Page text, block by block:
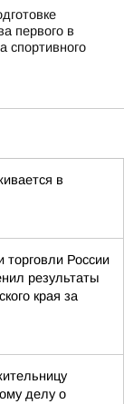
первого в
спортивного
в
России
результаты
края за
делу о